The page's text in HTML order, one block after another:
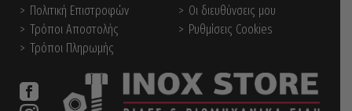
Πολιτική Επιστροφών
Τρόποι Αποστολής
Τρόποι Πληρωμής
Οι διευθύνσεις μου
Ρυθμίσεις Cookies